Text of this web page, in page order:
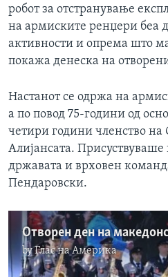
робот за отстранување
на армиските ренџери беа
активности и опрема што
покажа денеска на
Настанот се одржа на
а по повод 75-години од
четири години членство
Алијансата. Присуствуваше
државата и врховен
Пендаровски.
byГлас на Америка